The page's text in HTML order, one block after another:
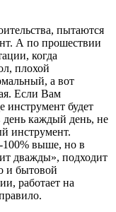
пытаются
А по прошествии
когда
плохой
а вот
Если Вам
инструмент будет
день каждый день, не
инструмент.
100% выше, но в
дважды», подходит
и бытовой
работает на